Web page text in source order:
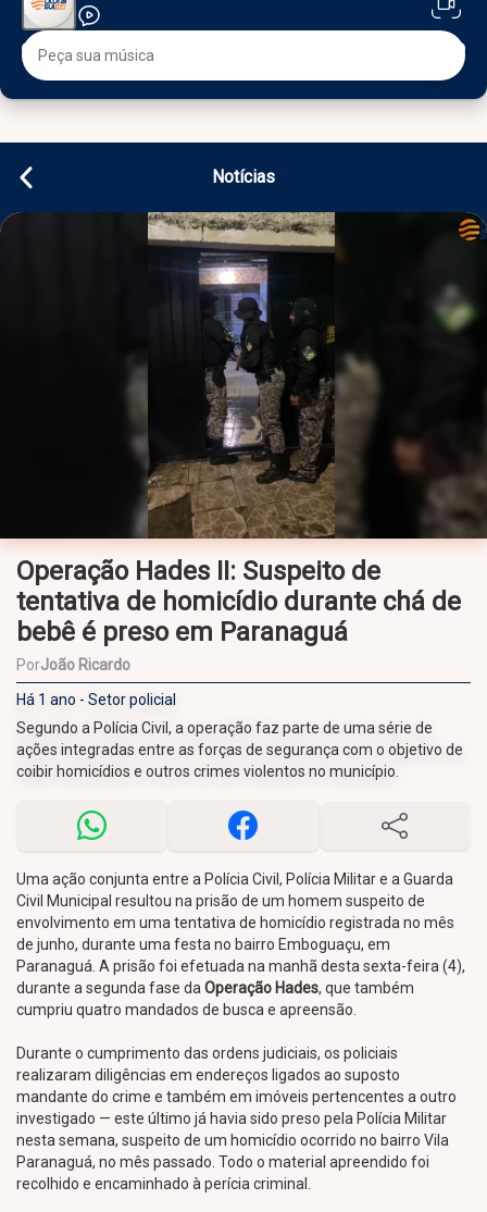
Notícias
Operação Hades II: Suspeito de
tentativa de homicídio durante chá de
bebê é preso em Paranaguá
PorJoão Ricardo
Há 1 ano - Setor policial
Segundo a Polícia Civil, a operação faz parte de uma série de
ações integradas entre as forças de segurança com o objetivo de
coibir homicídios e outros crimes violentos no município.
Uma ação conjunta entre a Polícia Civil, Polícia Militar e a Guarda
Civil Municipal resultou na prisão de um homem suspeito de
envolvimento em uma tentativa de homicídio registrada no mês
de junho, durante uma festa no bairro Emboguaçu, em
Paranaguá. A prisão foi efetuada na manhã desta sexta-feira (4),
durante a segunda fase da Operação Hades, que também
cumpriu quatro mandados de busca e apreensão.
Durante o cumprimento das ordens judiciais, os policiais
realizaram diligências em endereços ligados ao suposto
mandante do crime e também em imóveis pertencentes a outro
investigado — este último já havia sido preso pela Polícia Militar
nesta semana, suspeito de um homicídio ocorrido no bairro Vila
Paranaguá, no mês passado. Todo o material apreendido foi
recolhido e encaminhado à perícia criminal.